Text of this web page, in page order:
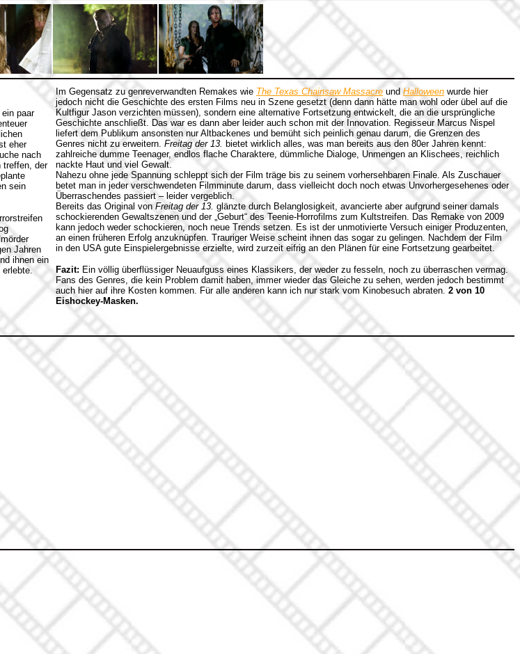
paar
eher
nach
treffen, der
sein
Jahren
ihnen ein
erlebte.
Im Gegensatz zu genreverwandten Remakes wie The Texas Chainsaw Massacre und Halloween wurde hier
jedoch nicht die Geschichte des ersten Films neu in Szene gesetzt (denn dann hätte man wohl oder übel auf die
Kultfigur Jason verzichten müssen), sondern eine alternative Fortsetzung entwickelt, die an die ursprüngliche
Geschichte anschließt. Das war es dann aber leider auch schon mit der Innovation. Regisseur Marcus Nispel
liefert dem Publikum ansonsten nur Altbackenes und bemüht sich peinlich genau darum, die Grenzen des
Genres nicht zu erweitern. Freitag der 13. bietet wirklich alles, was man bereits aus den 80er Jahren kennt:
zahlreiche dumme Teenager, endlos flache Charaktere, dümmliche Dialoge, Unmengen an Klischees, reichlich
nackte Haut und viel Gewalt.
Nahezu ohne jede Spannung schleppt sich der Film träge bis zu seinem vorhersehbaren Finale. Als Zuschauer
betet man in jeder verschwendeten Filmminute darum, dass vielleicht doch noch etwas Unvorhergesehenes oder
Überraschendes passiert – leider vergeblich.
Bereits das Original von Freitag der 13. glänzte durch Belanglosigkeit, avancierte aber aufgrund seiner damals
schockierenden Gewaltszenen und der „Geburt“ des Teenie-Horrofilms zum Kultstreifen. Das Remake von 2009
kann jedoch weder schockieren, noch neue Trends setzen. Es ist der unmotivierte Versuch einiger Produzenten,
an einen früheren Erfolg anzuknüpfen. Trauriger Weise scheint ihnen das sogar zu gelingen. Nachdem der Film
in den USA gute Einspielergebnisse erzielte, wird zurzeit eifrig an den Plänen für eine Fortsetzung gearbeitet.
Fazit: Ein völlig überflüssiger Neuaufguss eines Klassikers, der weder zu fesseln, noch zu überraschen vermag.
Fans des Genres, die kein Problem damit haben, immer wieder das Gleiche zu sehen, werden jedoch bestimmt
auch hier auf ihre Kosten kommen. Für alle anderen kann ich nur stark vom Kinobesuch abraten. 2 von 10
Eishockey-Masken.